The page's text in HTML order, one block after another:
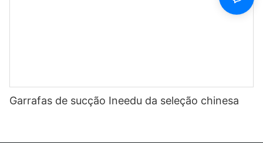
Garrafas de sucção Ineedu da seleção chinesa